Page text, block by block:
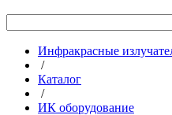
Инфракрасные
/
Каталог
/
ИК оборудование